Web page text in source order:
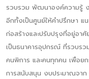
รวบรวม พัฒนาองค์ความรู้
อีกทั้งเป็นศูนย์ให้คําปรึกษา แ
ก่อสร้างและปรับปรุงที่อยู่อา
เป็นธนาคารอุปกรณ์ ที่รวบร
คนพิการ และคนทุกคน เพื่อ
การสนับสนุน งบประมาณจา